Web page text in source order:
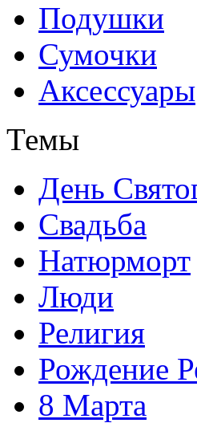
Подушки
Сумочки
Аксессуары
Темы
День
Свадьба
Натюрморт
Люди
Религия
Рождение
8 Марта